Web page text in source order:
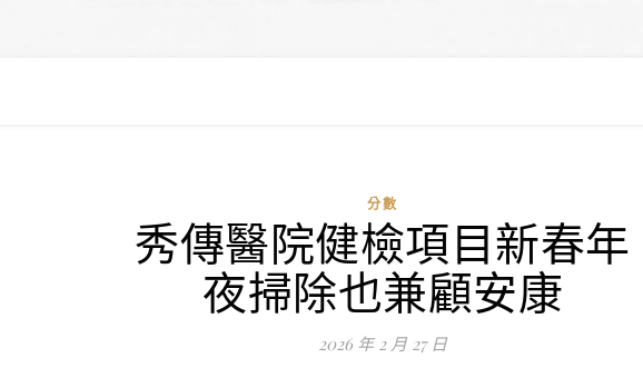
分數
秀傳醫院健檢項目新春年
夜掃除也兼顧安康
2026 年 2 月 27 日